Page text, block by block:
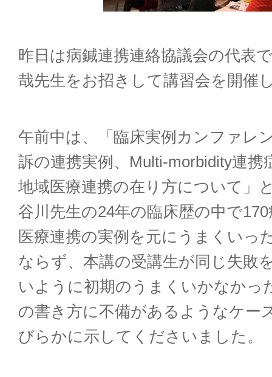
昨日は病鍼連携連絡協議会の代表
哉先生をお招きして講習会を開催
午前中は、「臨床実例カンファレ
訴の連携実例、Multi-morbidity連携
地域医療連携の在り方について」
谷川先生の24年の臨床歴の中で
医療連携の実例を元にうまくいっ
ならず、本講の受講生が同じ失敗
いように初期のうまくいかなかっ
の書き方に不備があるようなケー
びらかに示してくださいました。